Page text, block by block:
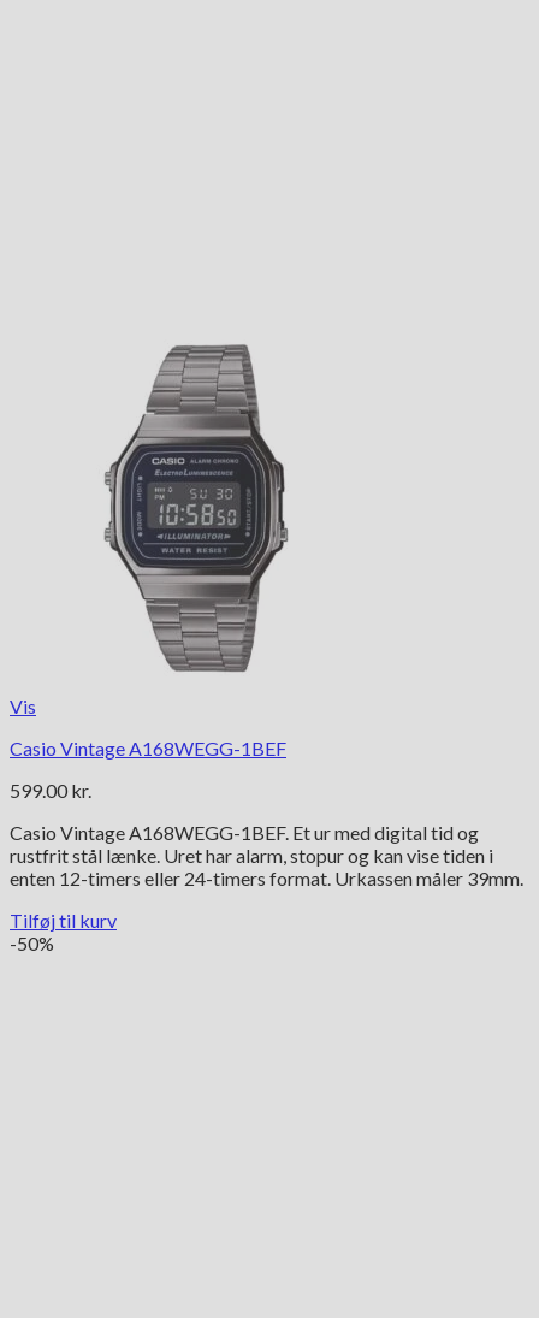
Vis
Casio Vintage A168WEGG-1BEF
599.00 kr.
Casio Vintage A168WEGG-1BEF. Et ur med digital tid og
rustfrit stål lænke. Uret har alarm, stopur og kan vise tiden i
enten 12-timers eller 24-timers format. Urkassen måler 39mm.
Tilføj til kurv
-50%